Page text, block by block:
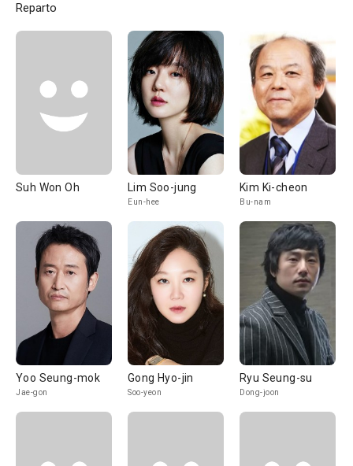
Reparto
Suh Won Oh Lim Soo-jung
Eun-hee
Kim Ki-cheon
Bu-nam
Yoo Seung-mok
Jae-gon
Gong Hyo-jin
Soo-yeon
Ryu Seung-su
Dong-joon